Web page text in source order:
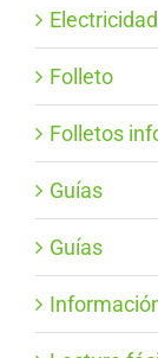
Electricidad
Folleto
Folletos
Guías
Guías